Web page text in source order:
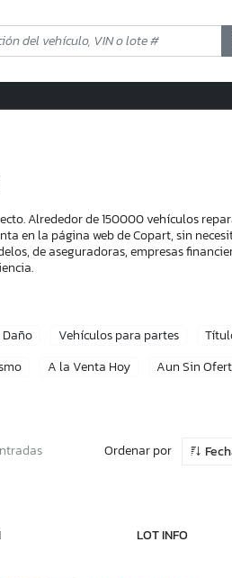
Alrededor de 150000 vehículos
en la página web de Copart, sin
de aseguradoras, empresas
Vehículos para partes
A la Venta Hoy Aun Sin
Ordenar por
LOT INFO